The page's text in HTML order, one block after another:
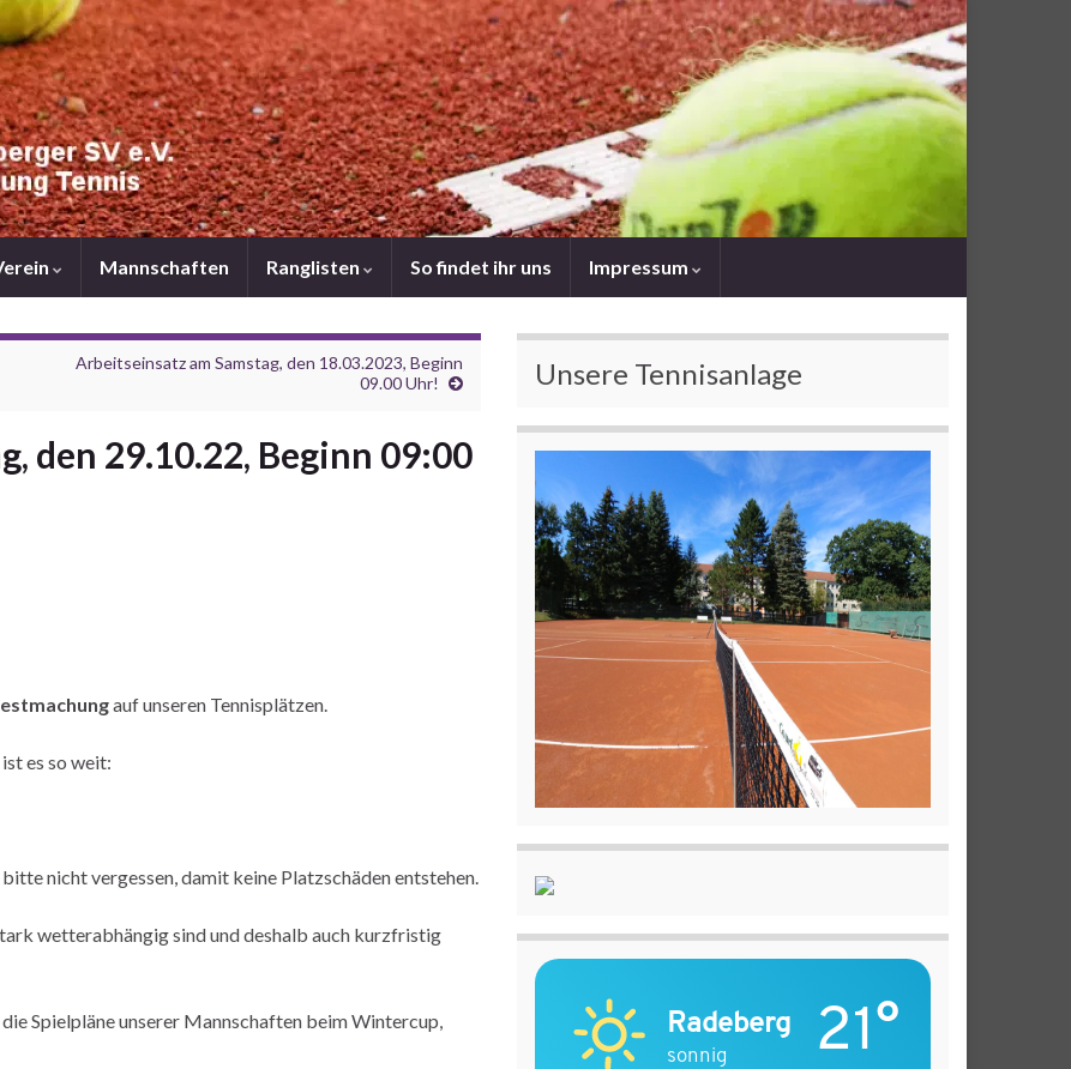
Mannschaften Ranglisten So findet ihr uns Impressum
Arbeitseinsatz am Samstag, den 18.03.2023, Beginn
09.00 Uhr!
den 29.10.22, Beginn 09:00
auf unseren Tennisplätzen.
ist es so weit:
nicht vergessen, damit keine Platzschäden entstehen.
wetterabhängig sind und deshalb auch kurzfristig
Spielpläne unserer Mannschaften beim Wintercup,
Unsere Tennisanlage
Radeberg
sonnig 21°